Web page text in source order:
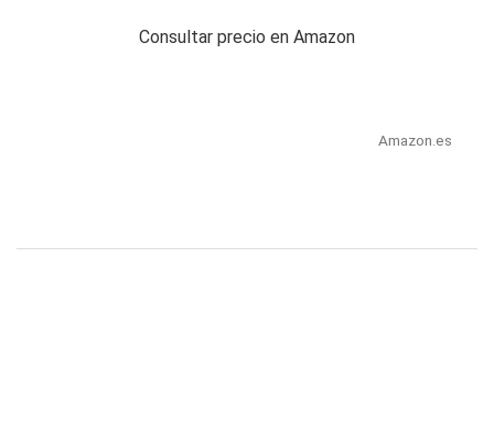
Consultar precio en Amazon
Amazon.es